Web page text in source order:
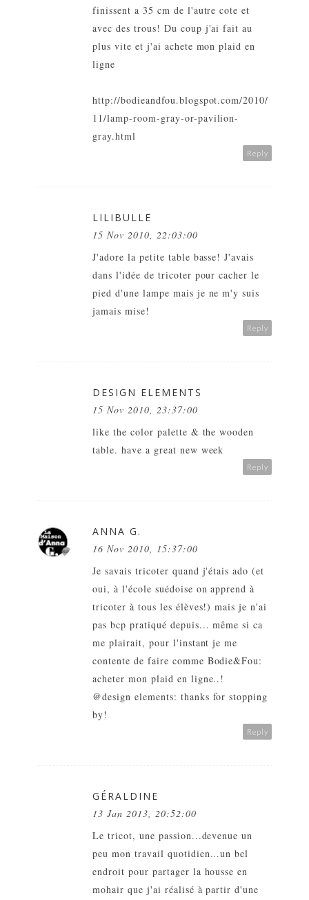
finissent a 35 cm de l'autre cote et
avec des trous! Du coup j'ai fait au
plus vite et j'ai achete mon plaid en
ligne
http://bodieandfou.blogspot.com/2010/
11/lamp-room-gray-or-pavilion-
gray.html
Reply
LILIBULLE
15 Nov 2010, 22:03:00
J'adore la petite table basse! J'avais
dans l'idée de tricoter pour cacher le
pied d'une lampe mais je ne m'y suis
jamais mise!
Reply
DESIGN ELEMENTS
15 Nov 2010, 23:37:00
like the color palette & the wooden
table. have a great new week
Reply
ANNA G.
16 Nov 2010, 15:37:00
Je savais tricoter quand j'étais ado (et
oui, à l'école suédoise on apprend à
tricoter à tous les élèves!) mais je n'ai
pas bcp pratiqué depuis... même si ca
me plairait, pour l'instant je me
contente de faire comme Bodie&Fou:
acheter mon plaid en ligne..!
@design elements: thanks for stopping
by!
Reply
GÉRALDINE
13 Jan 2013, 20:52:00
Le tricot, une passion...devenue un
peu mon travail quotidien...un bel
endroit pour partager la housse en
mohair que j'ai réalisé à partir d'une